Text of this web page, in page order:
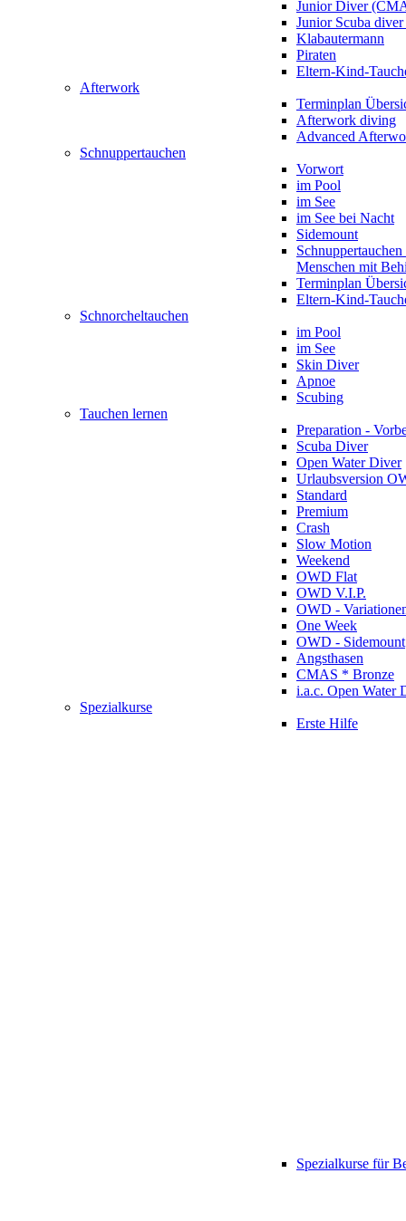
Junior Diver
Junior Scuba
Klabautermann
Piraten
Eltern-Kind-
Afterwork
Terminplan
Afterwork diving
Advanced
Schnuppertauchen
Vorwort
im Pool
im See
im See bei Nacht
Sidemount
Menschen mit
Terminplan
Eltern-Kind-
Schnorcheltauchen
im Pool
im See
Skin Diver
Apnoe
Scubing
Tauchen lernen
Preparation -
Scuba Diver
Open Water Diver
Urlaubsversion
Standard
Premium
Crash
Slow Motion
Weekend
OWD Flat
OWD V.I.P.
OWD -
One Week
OWD - Sidemount
Angsthasen
CMAS * Bronze
i.a.c. Open Water
Spezialkurse
Erste Hilfe
Spezialkurse für